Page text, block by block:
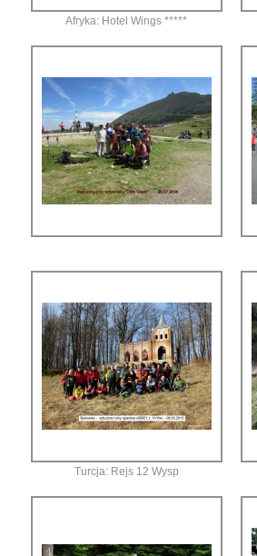
Afryka: Hotel Wings *****
Turcja: Rejs 12 Wysp